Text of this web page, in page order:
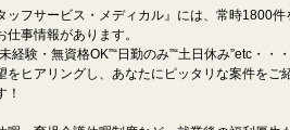
ッフサービス・メディカル』には、常時1800件
仕事情報があります。
経験・無資格OK”“日勤のみ”“土日休み”etc・・・
をヒアリングし、あなたにピッタリな案件をご
！